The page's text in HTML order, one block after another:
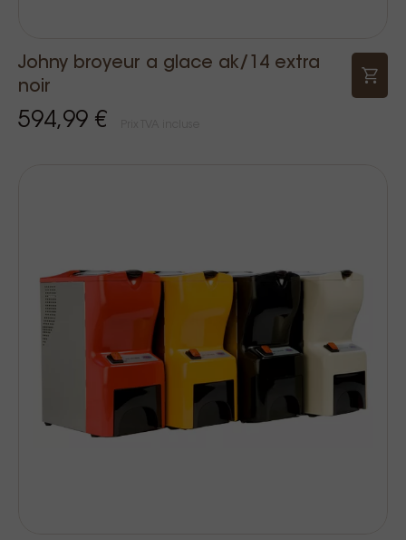
Johny broyeur a glace ak/14 extra
noir
594,99 €